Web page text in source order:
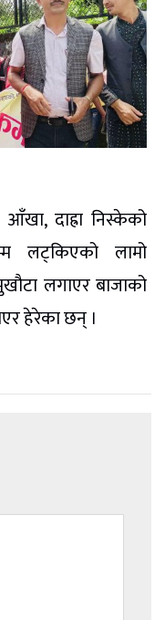
दाह्रा निस्केको
लट्किएको लामो
लगाएर बाजाको
हेरेका छन् ।